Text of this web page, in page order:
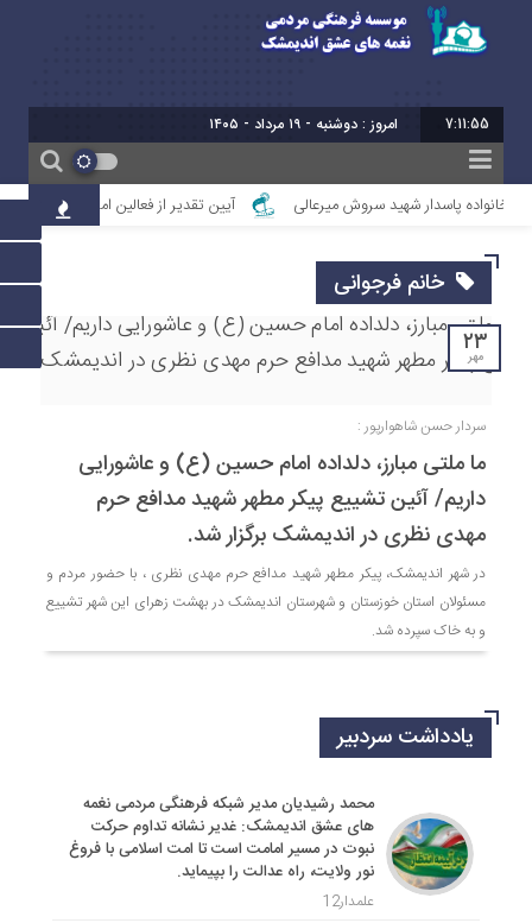
7:11:56 امروز : دوشنبه - ۱۹ مرداد - ۱۴۰۵
خانواده پاسدار شهید سروش میرعالی آیین تقدیر از فعالین امر ازدواج استان
خانم فرجوانی
۲۳
مهر
سردار حسن شاهوارپور :
ما ملتی مبارز، دلداده امام حسین (ع) و عاشورایی
داریم/ آئین تشییع پیکر مطهر شهید مدافع حرم
مهدی نظری در اندیمشک برگزار شد.
در شهر اندیمشک، پیکر مطهر شهید مدافع حرم مهدی نظری ، با حضور مردم و
مسئولان استان خوزستان و شهرستان اندیمشک در بهشت زهرای این شهر تشییع
و به خاک سپرده شد.
یادداشت سردبیر
محمد رشیدیان مدیر شبکه فرهنگی مردمی نغمه
های عشق اندیمشک: غدیر نشانه تداوم حرکت
نبوت در مسیر امامت است تا امت اسلامی با فروغ
نور ولایت، راه عدالت را بپیماید.
علمدار12